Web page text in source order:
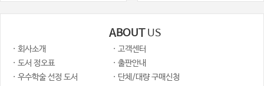
ABOUT US
· 회사소개
· 고객센터
· 도서 정오표
· 출판안내
· 우수학술 선정 도서
· 단체/대량 구매신청